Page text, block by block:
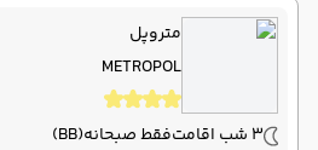
متروپل
METROPOL
3 شب اقامت فقط صبحانه(BB)